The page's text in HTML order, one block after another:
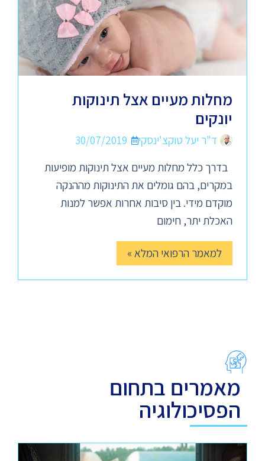
מחלות מעיים אצל תינוקות
יונקים
ד"ר יעל טוקצ'ינסקי
30/07/2019
בדרך כלל מחלות מעיים אצל תינוקות מופיעות
במקרים, בהם גומלים את התינוקות מההנקה
מוקדם מידי. בין סיבות אחרות אפשר למנות
האכלת יתר, חימום
למאמר הרפואי המלא »
מאמרים בתחום
הפסיכולוגיה